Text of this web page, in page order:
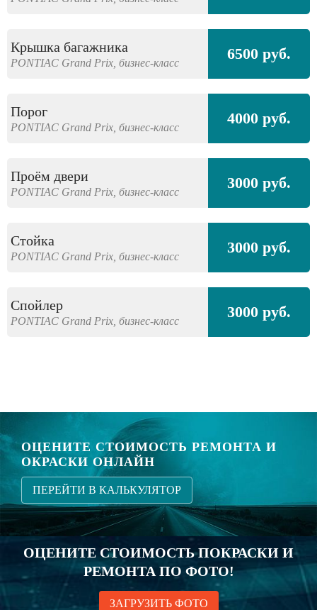
Крышка багажника
PONTIAC Grand Prix, бизнес-класс 6500 руб.
Порог
PONTIAC Grand Prix, бизнес-класс 4000 руб.
Проём двери
PONTIAC Grand Prix, бизнес-класс 3000 руб.
Стойка
PONTIAC Grand Prix, бизнес-класс 3000 руб.
Спойлер
PONTIAC Grand Prix, бизнес-класс 3000 руб.
ОЦЕНИТЕ СТОИМОСТЬ РЕМОНТА И
ОКРАСКИ ОНЛАЙН
ПЕРЕЙТИ В КАЛЬКУЛЯТОР
ОЦЕНИТЕ СТОИМОСТЬ ПОКРАСКИ И
РЕМОНТА ПО ФОТО!
ЗАГРУЗИТЬ ФОТО